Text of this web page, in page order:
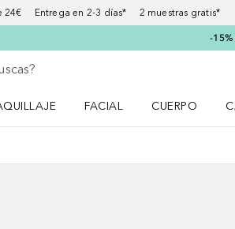
24€ Entrega en 2-3 días* 2 muestras gratis*
-
FACIAL
CUERPO